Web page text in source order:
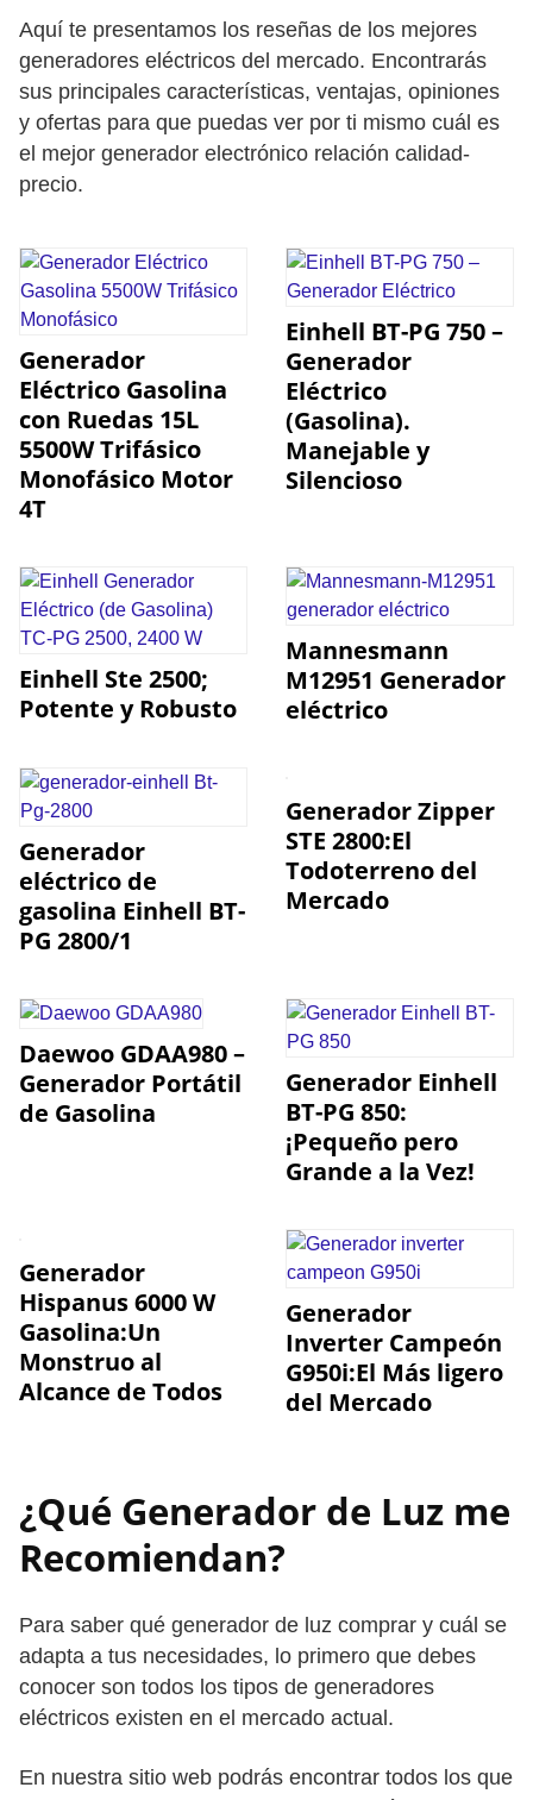
Aquí te presentamos los reseñas de los mejores
generadores eléctricos del mercado. Encontrarás
sus principales características, ventajas, opiniones
y ofertas para que puedas ver por ti mismo cuál es
el mejor generador electrónico relación calidad-
precio.
Generador
Eléctrico Gasolina
con Ruedas 15L
5500W Trifásico
Monofásico Motor
4T
Einhell BT-PG 750 –
Generador
Eléctrico
(Gasolina).
Manejable y
Silencioso
Einhell Ste 2500;
Potente y Robusto
Mannesmann
M12951 Generador
eléctrico
Generador
eléctrico de
gasolina Einhell BT-
PG 2800/1
Generador Zipper
STE 2800:El
Todoterreno del
Mercado
Daewoo GDAA980 –
Generador Portátil
de Gasolina
Generador Einhell
BT-PG 850:
¡Pequeño pero
Grande a la Vez!
Generador
Hispanus 6000 W
Gasolina:Un
Monstruo al
Alcance de Todos
Generador
Inverter Campeón
G950i:El Más ligero
del Mercado
¿Qué Generador de Luz me
Recomiendan?
Para saber qué generador de luz comprar y cuál se
adapta a tus necesidades, lo primero que debes
conocer son todos los tipos de generadores
eléctricos existen en el mercado actual.
En nuestra sitio web podrás encontrar todos los que